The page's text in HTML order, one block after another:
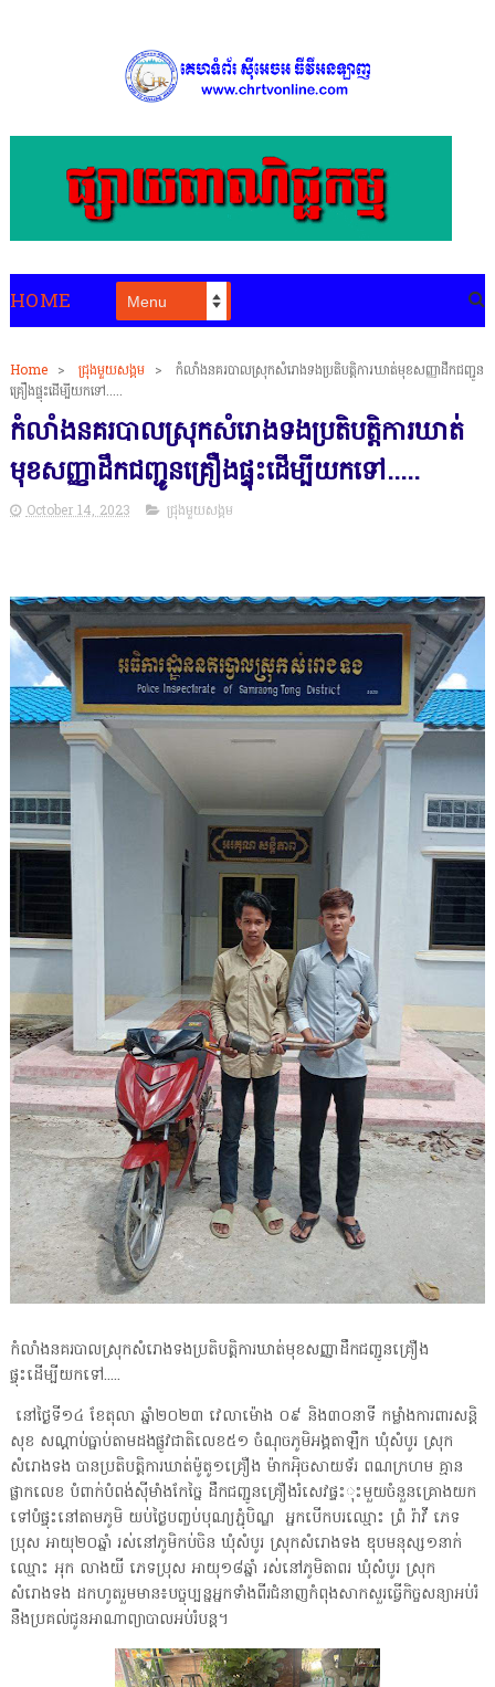
HOME
Home > ជ្រុងមួយសង្គម >
កំលាំងនគរបាលស្រុកសំរោងទងប្រតិបត្តិការឃាត់មុខសញ្ញាដឹកជញ្ជូន
គ្រឿងផ្ទុះដេីម្បីយកទៅ.....
កំលាំងនគរបាលស្រុកសំរោងទងប្រតិបត្តិការឃាត់
មុខសញ្ញាដឹកជញ្ជូនគ្រឿងផ្ទុះដេីម្បីយកទៅ.....
October 14, 2023 ជ្រុងមួយសង្គម
កំលាំងនគរបាលស្រុកសំរោងទងប្រតិបត្តិការឃាត់មុខសញ្ញាដឹកជញ្ជូនគ្រឿង
ផ្ទុះដេីម្បីយកទៅ.....
នៅថ្ងៃទី១៤ ខែតុលា ឆ្នាំ២០២៣ វេលាម៉ោង ០៩ និង៣០នាទី កម្លាំងការពារសន្ដិ
សុខ សណ្ដាប់ធ្នាប់តាមដងផ្លូវជាតិលេខ៥១ ចំណុចភូមិអង្គតាឡឹក ឃុំសំបូរ ស្រុក
សំរោងទង បានប្រតិបតិ្ដការឃាត់ម៉ូតូ១គ្រឿង ម៉ាកអុិចសាយទ័រ ពណក្រហម គ្មាន
ផ្លាកលេខ បំពាក់បំពង់ស៊ីមាំងកែច្នៃ ដឹកជញ្ជូនគ្រឿងរំសេវផ្ទះុះមួយចំនួនគ្រោងយក
ទៅបំផ្ទុះនៅតាមភូមិ យប់ថៃ្ងបញ្ចប់បុណ្យភ្ជុំបិណ្ឌ អ្នកបើកបរឈ្មោះ ព្រំ រ៉ាវី ភេទ
ប្រុស អាយុ២០ឆ្នាំ រស់នៅភូមិកប់ចិន ឃុំសំបូរ ស្រុកសំរោងទង ឌុបមនុស្ស១នាក់
ឈ្មោះ អុក លាងយី ភេទប្រុស អាយុ១៨ឆ្នាំ រស់នៅភូមិតាពរ ឃុំសំបូរ ស្រុក
សំរោងទង ដកហូតរួមមាន៖បច្ចុប្បន្នអ្នកទាំងពីរជំនាញកំពុងសាកសួរធ្វើកិច្ចសន្យាអប់រំ
នឹងប្រគល់ជូនអាណាព្យាបាលអប់រំបន្ត។